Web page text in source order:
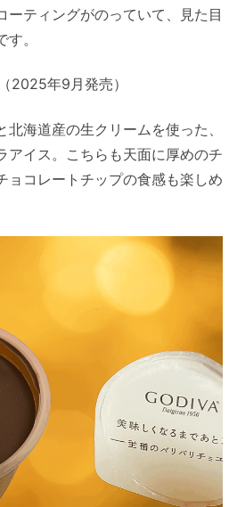
ティングがのっていて、
見た目
。
2025年9月発売）
海道産の生クリームを使った、
イス。 こちらも天面に厚めのチ
ョコレートチップの食感も楽しめ